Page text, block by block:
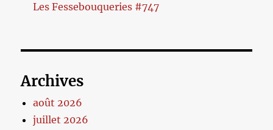
Les Fessebouqueries #747
Archives
août 2026
juillet 2026